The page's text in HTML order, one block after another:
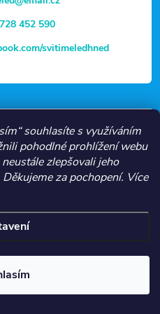
souhlasíte s využíváním
pohodlné prohlížení webu
zlepšovali jeho
Děkujeme za pochopení. Více
452 590
svitimeledhned
. Všechna práva vyhrazena.